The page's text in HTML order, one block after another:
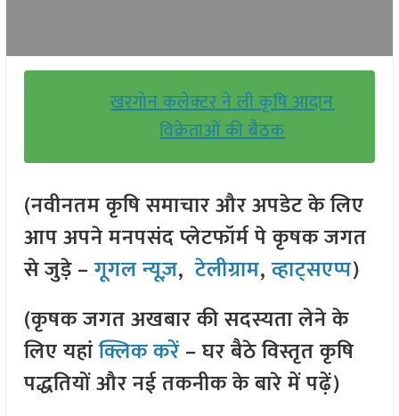
खरगोन कलेक्टर ने ली कृषि आदान
विक्रेताओं की बैठक
(नवीनतम कृषि समाचार और अपडेट के लिए
आप अपने मनपसंद प्लेटफॉर्म पे कृषक जगत
से जुड़े –गूगल न्यूज़,टेलीग्राम,व्हाट्सएप्प)
(कृषक जगत अखबार की सदस्यता लेने के
लिए यहांक्लिक करें– घर बैठे विस्तृत कृषि
पद्धतियों और नई तकनीक के बारे में पढ़ें)